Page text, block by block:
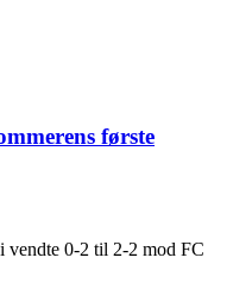
første
vendte 0-2 til 2-2 mod FC